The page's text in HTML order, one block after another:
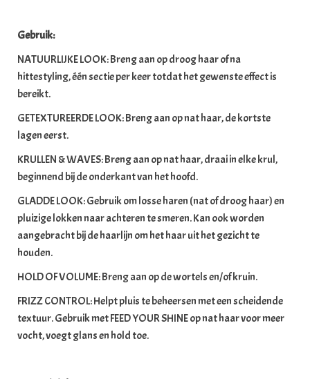
Gebruik:
NATUURLIJKE LOOK: Breng aan op droog haar of na
hittestyling, één sectie per keer totdat het gewenste effect is
bereikt.
GETEXTUREERDE LOOK: Breng aan op nat haar, de kortste
lagen eerst.
KRULLEN & WAVES: Breng aan op nat haar, draai in elke krul,
beginnend bij de onderkant van het hoofd.
GLADDE LOOK: Gebruik om losse haren (nat of droog haar) en
pluizige lokken naar achteren te smeren. Kan ook worden
aangebracht bij de haarlijn om het haar uit het gezicht te
houden.
HOLD OF VOLUME: Breng aan op de wortels en/of kruin.
FRIZZ CONTROL: Helpt pluis te beheersen met een scheidende
textuur. Gebruik met FEED YOUR SHINE op nat haar voor meer
vocht, voegt glans en hold toe.